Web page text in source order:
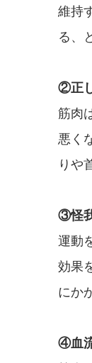
維持
る、
②正
筋肉
悪く
りや
③怪
運動
効果
にか
④血